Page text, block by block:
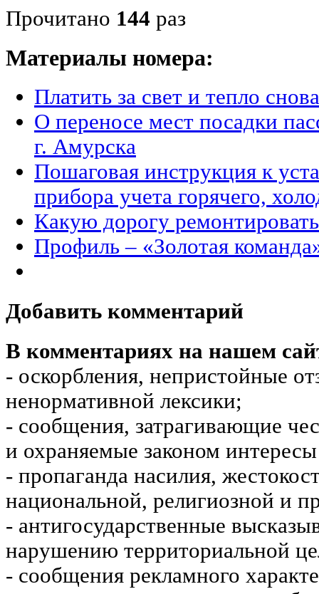
Прочитано 144 раз
Материалы номера:
Платить за свет и тепло
О переносе мест посадки
г. Амурска
Пошаговая инструкция к
прибора учета горячего,
Какую дорогу
Профиль – «Золотая
Добавить комментарий
В комментариях на нашем
- оскорбления, непристойные
ненормативной лексики;
- сообщения, затрагивающие
и охраняемые законом
- пропаганда насилия,
национальной, религиозной и
- антигосударственные
нарушению территориальной
- сообщения рекламного